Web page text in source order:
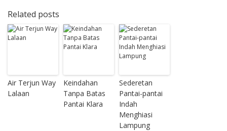
Related posts
Air Terjun Way
Lalaan
Keindahan
Tanpa Batas
Pantai Klara
Sederetan
Pantai-pantai
Indah
Menghiasi
Lampung